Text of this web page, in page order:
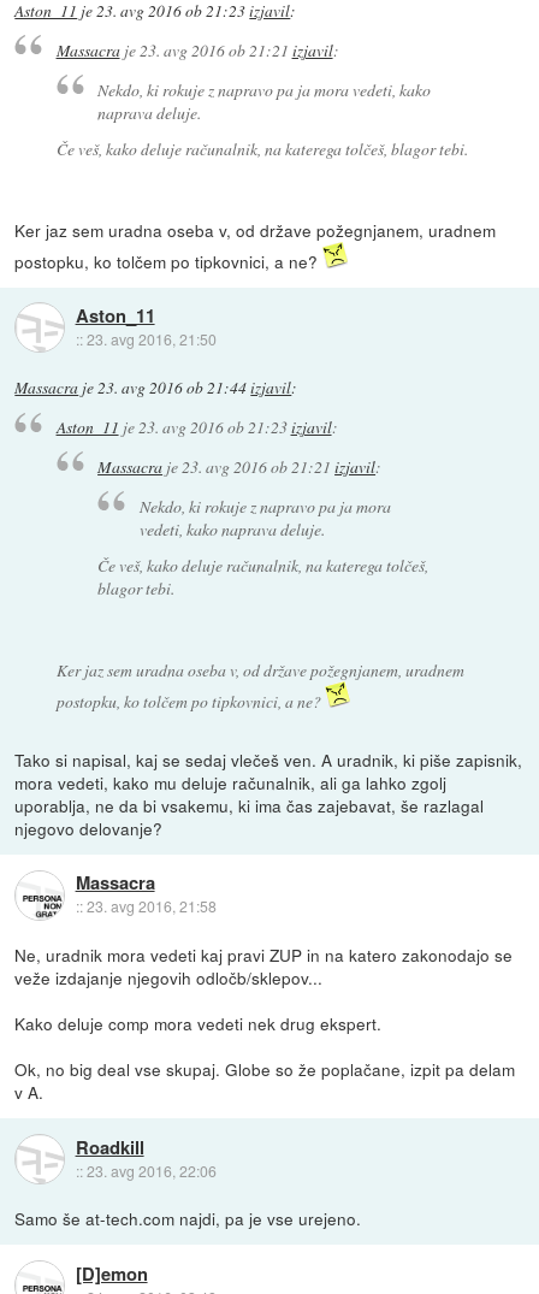
Aston_11 je23. avg 2016 ob 21:23izjavil:
Massacraje23. avg 2016 ob 21:21 izjavil:
Nekdo, ki rokuje z napravo pa ja mora vedeti, kako
naprava deluje.
Če veš, kako deluje računalnik, na katerega tolčeš, blagor tebi.
Ker jaz sem uradna oseba v, od države požegnjanem, uradnem
postopku, ko tolčem po tipkovnici, a ne?
Aston_11
::23. avg 2016, 21:50
Massacra je23. avg 2016 ob 21:44izjavil:
Aston_11 je23. avg 2016 ob 21:23izjavil:
Massacra je23. avg 2016 ob 21:21 izjavil:
Nekdo, ki rokuje z napravo pa ja mora
vedeti, kako naprava deluje.
Če veš, kako deluje računalnik, na katerega tolčeš,
blagor tebi.
Ker jaz sem uradna oseba v, od države požegnjanem, uradnem
postopku, ko tolčem po tipkovnici, a ne?
Tako si napisal, kaj se sedaj vlečeš ven. A uradnik, ki piše zapisnik,
mora vedeti, kako mu deluje računalnik, ali ga lahko zgolj
uporablja, ne da bi vsakemu, ki ima čas zajebavat, še razlagal
njegovo delovanje?
Massacra
::23. avg 2016, 21:58
Ne, uradnik mora vedeti kaj pravi ZUP in na katero zakonodajo se
veže izdajanje njegovih odločb/sklepov...
Kako deluje comp mora vedeti nek drug ekspert.
Ok, no big deal vse skupaj. Globe so že poplačane, izpit pa delam
v A.
Roadkill
::23. avg 2016, 22:06
Samo še at-tech.com najdi, pa je vse urejeno.
[D]emon